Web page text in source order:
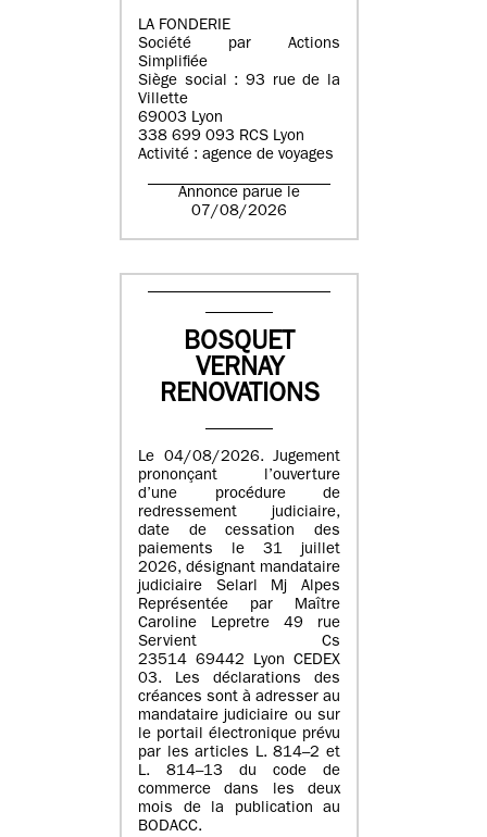
LA FONDERIE
Société par Actions
Simplifiée
Siège social : 93 rue de la
Villette
69003 Lyon
338 699 093 RCS Lyon
Activité : agence de voyages
Annonce parue le
07/08/2026
BOSQUET
VERNAY
RENOVATIONS
Le 04/08/2026. Jugement
prononçant l’ouverture
d’une procédure de
redressement judiciaire,
date de cessation des
paiements le 31 juillet
2026, désignant mandataire
judiciaire Selarl Mj Alpes
Représentée par Maître
Caroline Lepretre 49 rue
Servient Cs
23514 69442 Lyon CEDEX
03. Les déclarations des
créances sont à adresser au
mandataire judiciaire ou sur
le portail électronique prévu
par les articles L. 814–2 et
L. 814–13 du code de
commerce dans les deux
mois de la publication au
BODACC.